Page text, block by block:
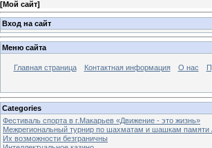
[Мой сайт]
Вход на сайт
Меню сайта
Главная страница Контактная информация О нас
Categories
Фестиваль спорта в г.Макарьев «Движение - это жизнь»
Межрегиональный турнир по шахматам и шашкам
Их возможности безграничны